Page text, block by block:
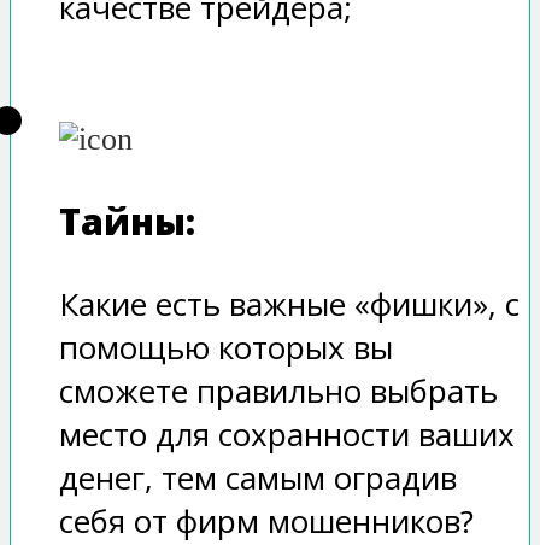
Тайны:
Какие есть важные «фишки», с
помощью которых вы
сможете правильно выбрать
место для сохранности ваших
денег, тем самым оградив
себя от фирм мошенников?